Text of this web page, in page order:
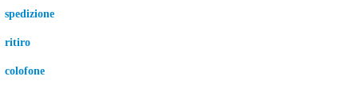
spedizione
ritiro
colofone